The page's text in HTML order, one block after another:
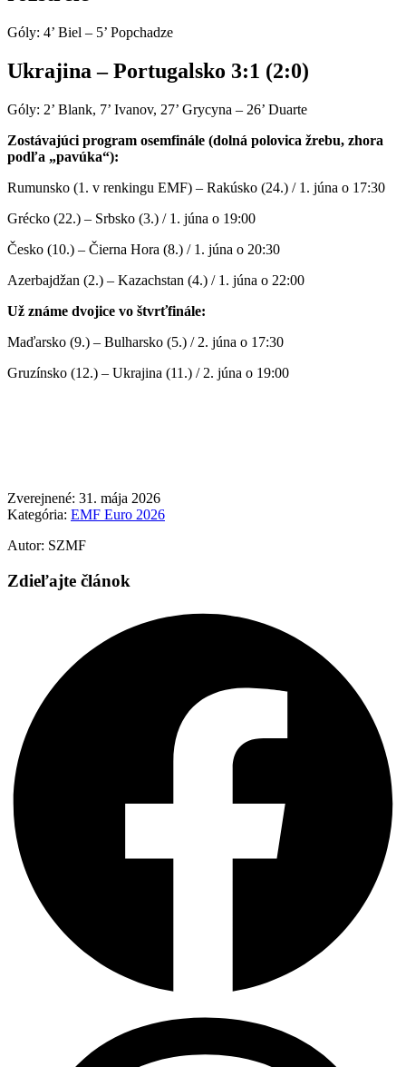
Góly: 4’ Biel – 5’ Popchadze
Ukrajina – Portugalsko 3:1 (2:0)
Góly: 2’ Blank, 7’ Ivanov, 27’ Grycyna – 26’ Duarte
Zostávajúci program osemfinále (dolná polovica žrebu, zhora
podľa „pavúka“):
Rumunsko (1. v renkingu EMF) – Rakúsko (24.) / 1. júna o 17:30
Grécko (22.) – Srbsko (3.) / 1. júna o 19:00
Česko (10.) – Čierna Hora (8.) / 1. júna o 20:30
Azerbajdžan (2.) – Kazachstan (4.) / 1. júna o 22:00
Už známe dvojice vo štvrťfinále:
Maďarsko (9.) – Bulharsko (5.) / 2. júna o 17:30
Gruzínsko (12.) – Ukrajina (11.) / 2. júna o 19:00
Zverejnené: 31. mája 2026
Kategória: EMF Euro 2026
Autor: SZMF
Zdieľajte článok